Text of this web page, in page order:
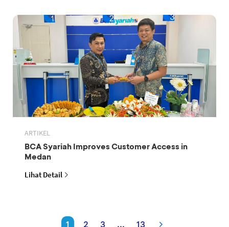
ARTIKEL
BCA Syariah Improves Customer Access in
Medan
Lihat Detail
1 2 3 ... 13